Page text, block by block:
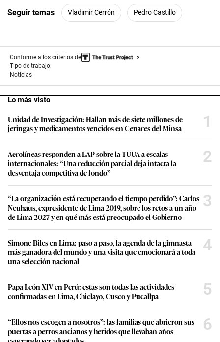
Seguir temas Vladimir Cerrón Pedro Castillo
Conforme a los criterios de
Tipo de trabajo:
Noticias
Lo más visto
Unidad de Investigación: Hallan más de siete millones de
jeringas y medicamentos vencidos en Cenares del Minsa
1
Aerolíneas responden a LAP sobre la TUUA a escalas
internacionales: “Una reducción parcial deja intacta la
desventaja competitiva de fondo”
2
“La organización está recuperando el tiempo perdido”: Carlos
Neuhaus, expresidente de Lima 2019, sobre los retos a un año
de Lima 2027 y en qué más está preocupado el Gobierno
3
Simone Biles en Lima: paso a paso, la agenda de la gimnasta
más ganadora del mundo y una visita que emocionará a toda
una selección nacional
4
Papa León XIV en Perú: estas son todas las actividades
confirmadas en Lima, Chiclayo, Cusco y Pucallpa
5
“Ellos nos escogen a nosotros”: las familias que abrieron sus
puertas a perros ancianos y heridos que llevaban años
6